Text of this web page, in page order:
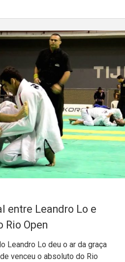
entre Leandro Lo e
Rio Open
Leandro Lo deu o ar da graça
venceu o absoluto do Rio